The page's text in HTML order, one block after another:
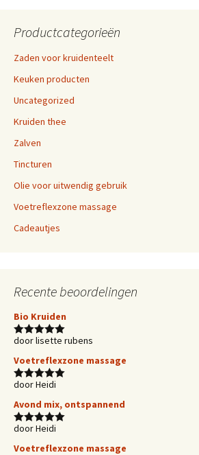
Productcategorieën
Zaden voor kruidenteelt
Keuken producten
Uncategorized
Kruiden thee
Zalven
Tincturen
Olie voor uitwendig gebruik
Voetreflexzone massage
Cadeautjes
Recente beoordelingen
Bio Kruiden
Waardering
door lisette rubens
Voetreflexzone massage
Waardering
door Heidi
Avond mix, ontspannend
Waardering
door Heidi
Voetreflexzone massage